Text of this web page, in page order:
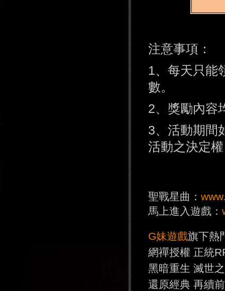
注意事項：
1、每天只能
數。
2、獎勵內容
3、活動期間
活動之決定
聖戰星曲：
馬上進入遊戲：
G妹遊戲旗下熱
網禪授權 正統
黑暗重生 滅世
還原經典 再續